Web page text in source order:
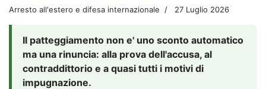
Arresto all'estero e difesa internazionale 27 Luglio 2026
Il patteggiamento non e' uno sconto automatico
ma una rinuncia: alla prova dell'accusa, al
contraddittorio e a quasi tutti i motivi di
impugnazione.